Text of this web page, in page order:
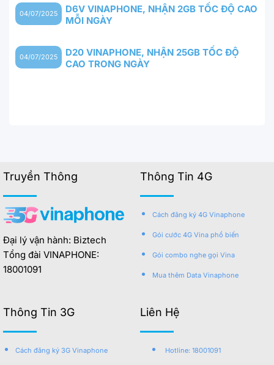
D6V VINAPHONE, NHẬN 2GB TỐC ĐỘ CAO
MỖI NGÀY
04/07/2025
D20 VINAPHONE, NHẬN 25GB TỐC ĐỘ
CAO TRONG NGÀY
04/07/2025
Truyền Thông
Đại lý vận hành: Biztech
Tổng đài VINAPHONE:
18001091
Thông Tin 4G
Cách đăng ký 4G Vinaphone
Gói cước 4G Vina phổ biến
Gói combo nghe gọi Vina
Mua thêm Data Vinaphone
Thông Tin 3G
Cách đăng ký 3G Vinaphone
Liên Hệ
Hotline: 18001091